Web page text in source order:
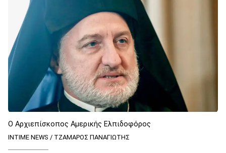
O Αρχιεπίσκοπος Αμερικής Ελπιδοφόρος
INTIME NEWS / ΤΖΑΜΑΡΟΣ ΠΑΝΑΓΙΩΤΗΣ